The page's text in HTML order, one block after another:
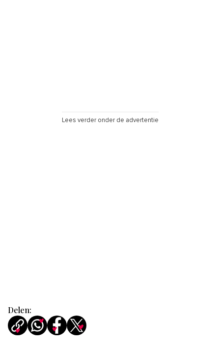
Lees verder onder de advertentie
Delen: